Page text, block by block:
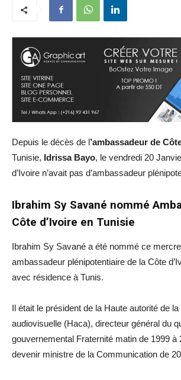
Depuis le décès de l’ambassadeur de
Tunisie, Idrissa Bayo, le vendredi 20
d’Ivoire n’avait pas d’ambassadeur
Ibrahim Sy Savané nommé
Côte d’Ivoire en Tunisie
Ibrahim Sy Savané a été nommé ce
ambassadeur plénipotentiaire de la Côte
avec résidence à Tunis.
Il était le président de la Haute autorité de
audiovisuelle (Haca), directeur général du
gouvernemental Fraternité matin de 1999 à
devenir ministre de la Communication de